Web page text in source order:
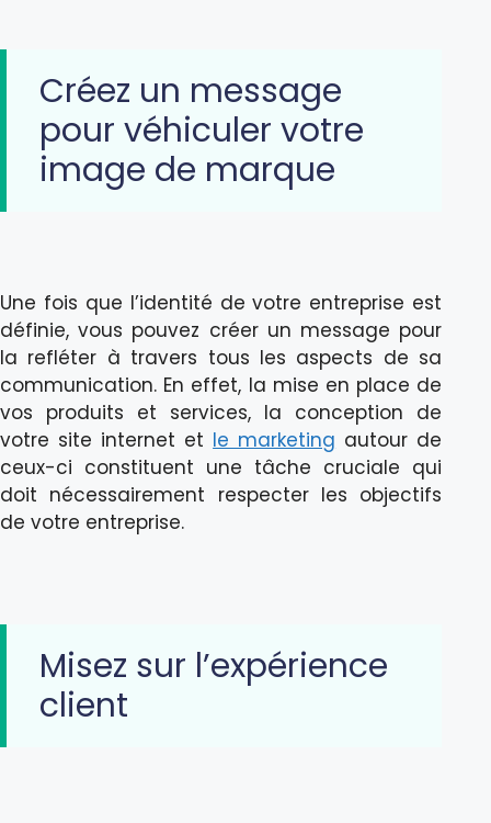
Créez un message
pour véhiculer votre
image de marque
Une fois que l’identité de votre entreprise est
définie, vous pouvez créer un message pour
la refléter à travers tous les aspects de sa
communication. En effet, la mise en place de
vos produits et services, la conception de
votre site internet et le marketing autour de
ceux-ci constituent une tâche cruciale qui
doit nécessairement respecter les objectifs
de votre entreprise.
Misez sur l’expérience
client